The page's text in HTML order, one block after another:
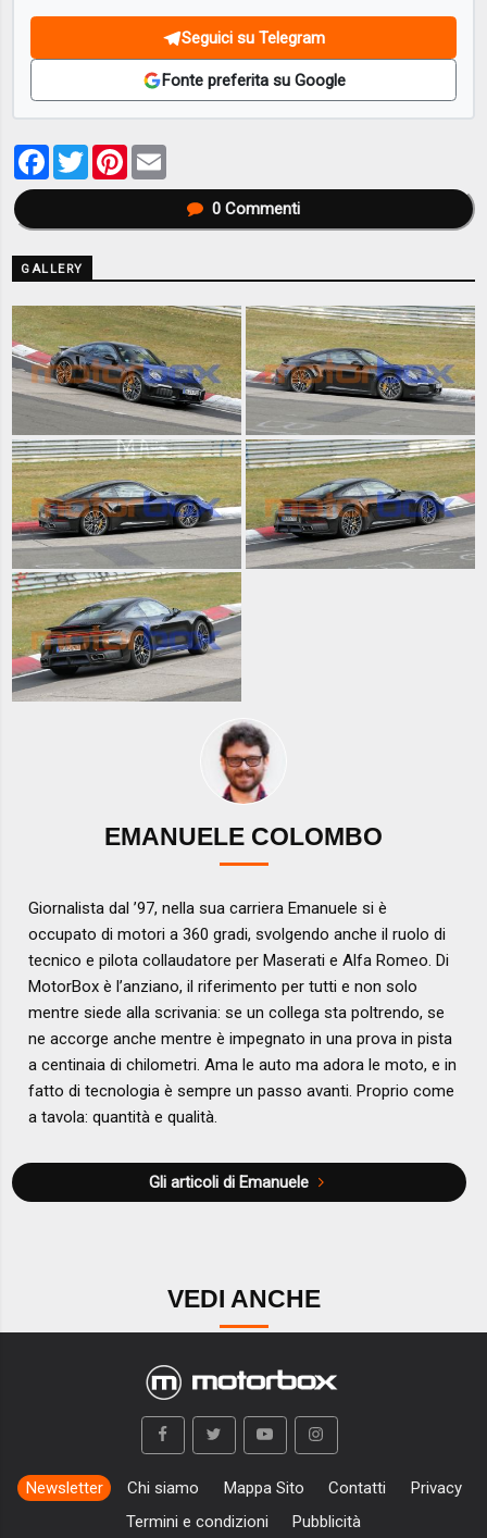
Seguici su Telegram
Fonte preferita su Google
Facebook
TwitterPinterest
0Commenti
GALLERY
EMANUELE COLOMBO
Giornalista dal ’97, nella sua carriera Emanuele si è
occupato di motori a 360 gradi, svolgendo anche il ruolo di
tecnico e pilota collaudatore per Maserati e Alfa Romeo. Di
MotorBox è l’anziano, il riferimento per tutti e non solo
mentre siede alla scrivania: se un collega sta poltrendo, se
ne accorge anche mentre è impegnato in una prova in pista
a centinaia di chilometri. Ama le auto ma adora le moto, e in
fatto di tecnologia è sempre un passo avanti. Proprio come
a tavola: quantità e qualità.
Gli articoli di Emanuele
VEDI ANCHE
Newsletter Chi siamo Mappa Sito Contatti
Privacy
Termini e condizioni
Pubblicità